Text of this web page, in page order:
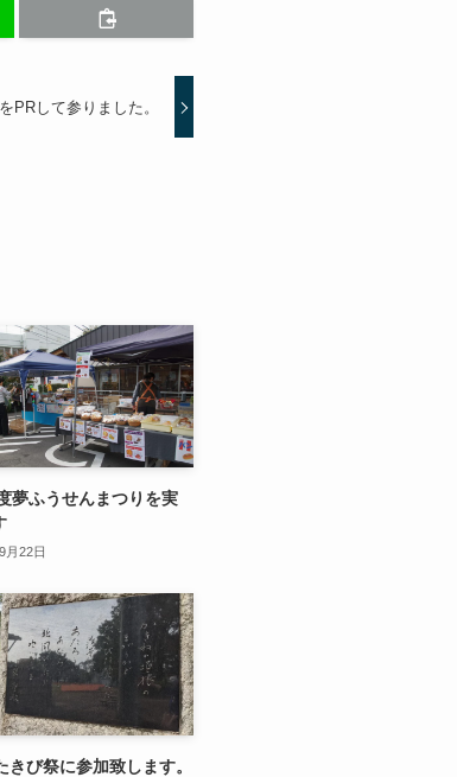
PRして参りました。
夢ふうせんまつりを実
月22日
きび祭に参加致します。